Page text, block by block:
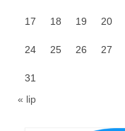
Wigilia
Wielki
17 18 19 20
24 25 26 27
31
« lip